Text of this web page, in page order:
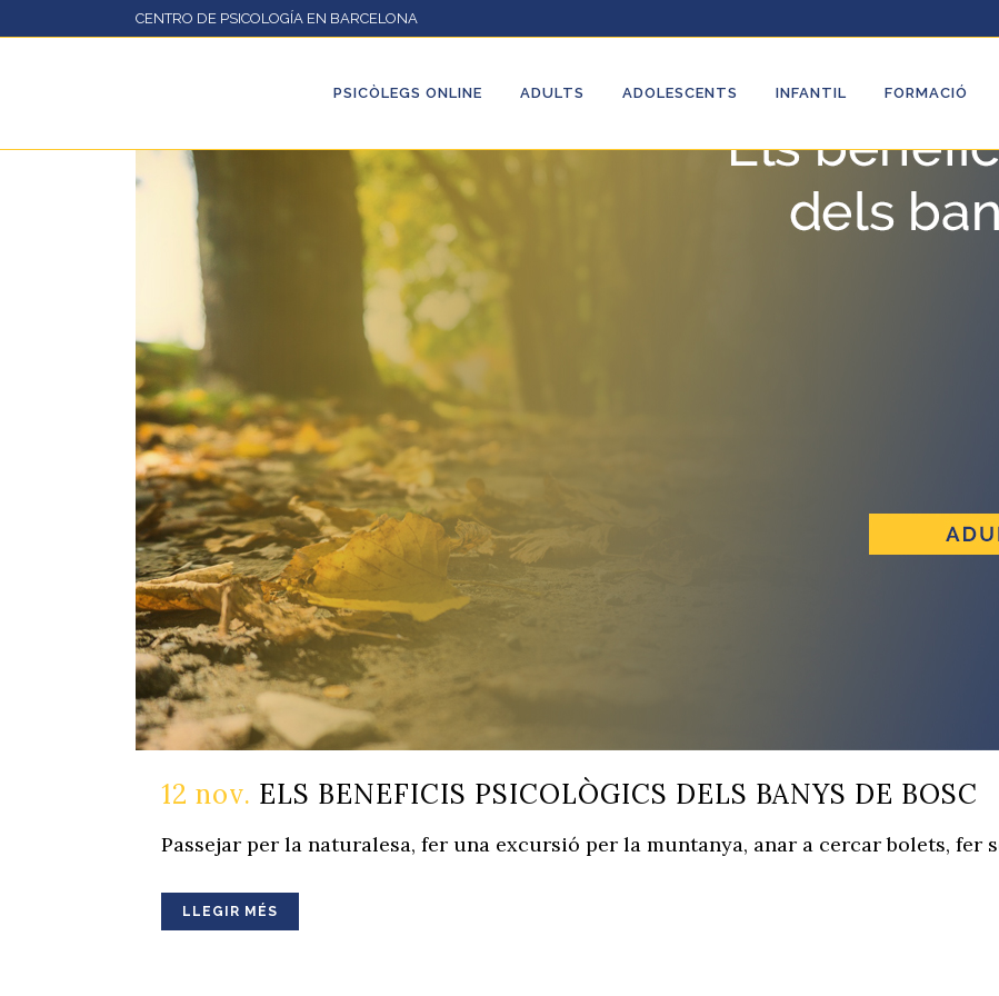
CENTRO DE PSICOLOGÍA EN BARCELONA
PSICÒLEGS ONLINE ADULTS ADOLESCENTS INFANTIL FORMACIÓ
12 nov. ELS BENEFICIS PSICOLÒGICS DELS BANYS DE BOSC
Passejar per la naturalesa, fer una excursió per la muntanya, anar a cercar bolets, fer
LLEGIR MÉS